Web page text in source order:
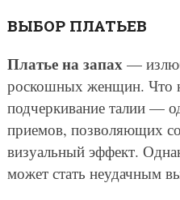
ВЫБОР ПЛАТЬЕВ
Платье на запах—
роскошных женщин. Что
подчеркивание талии —
приемов, позволяющих
визуальный эффект.
может стать неудачным